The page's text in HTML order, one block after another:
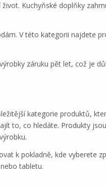
Kuchyňské doplňky
V této kategorii najdete
záruku pět let, což je
kategorie produktů,
to, co hledáte. Produkty
k pokladně, kde vyberete
tabletu.